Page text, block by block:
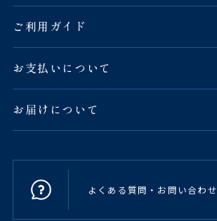
ご利用ガイド
お支払いについて
お届けについて
よくある質問・お問い合わせ